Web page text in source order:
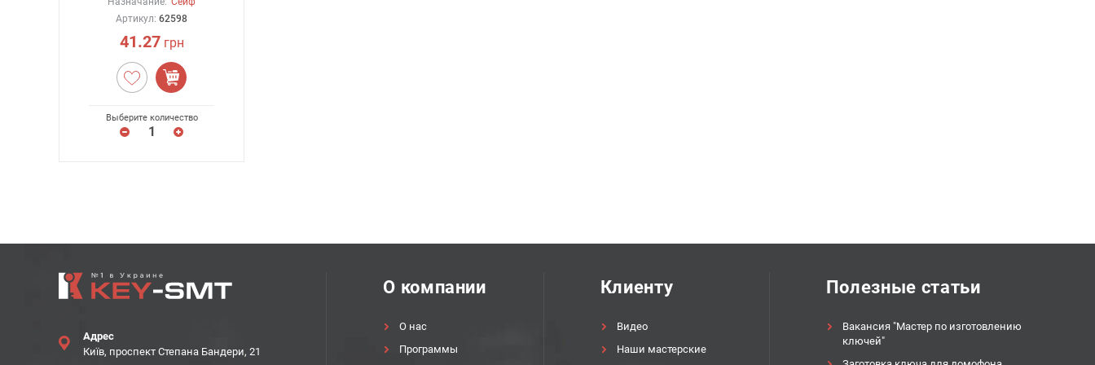
Артикул: 62598
41.27грн
Выберите количество
Адрес
Київ, проспект Степана Бандери, 21
О компании
О нас
Программы
Клиенту
Видео
Наши мастерские
Полезные статьи
Вакансия "Мастер по изготовлению
ключей"